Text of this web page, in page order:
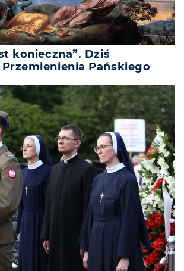
konieczna”. Dziś
Pańskiego